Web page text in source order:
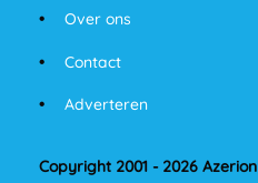
Over ons
Contact
Adverteren
Copyright 2001 - 2026 Azerion